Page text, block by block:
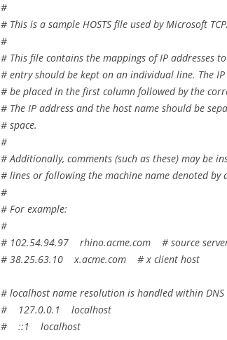
#
# This is a sample HOSTS file used by Microsoft
#
# This file contains the mappings of IP addresses
# entry should be kept on an individual line. The
# be placed in the first column followed by the
# The IP address and the host name should be
# space.
#
# Additionally, comments (such as these) may be
# lines or following the machine name denoted by
#
# For example:
#
# 102.54.94.97 rhino.acme.com # source
# 38.25.63.10 x.acme.com # x client host
# localhost name resolution is handled within DNS
# 127.0.0.1 localhost
# ::1 localhost